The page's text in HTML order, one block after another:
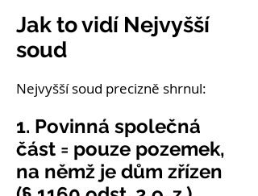
Jak to vidí Nejvyšší
soud
Nejvyšší soud precizně shrnul:
1. Povinná společná
část = pouze pozemek,
na němž je dům zřízen